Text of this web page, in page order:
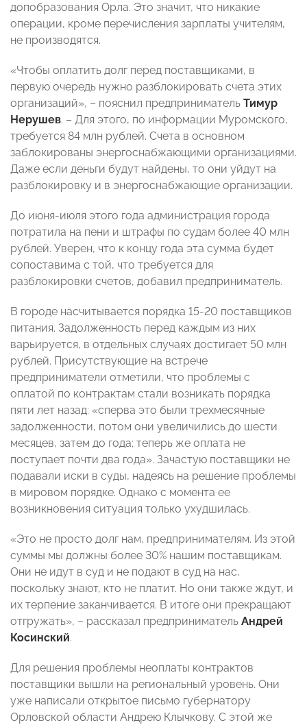
допобразования Орла. Это значит, что никакие
операции, кроме перечисления зарплаты учителям,
не производятся.
«Чтобы оплатить долг перед поставщиками, в
первую очередь нужно разблокировать счета этих
организаций», – пояснил предприниматель Тимур
Нерушев. – Для этого, по информации Муромского,
требуется 84 млн рублей. Счета в основном
заблокированы энергоснабжающими организациями.
Даже если деньги будут найдены, то они уйдут на
разблокировку и в энергоснабжающие организации.
До июня-июля этого года администрация города
потратила на пени и штрафы по судам более 40 млн
рублей. Уверен, что к концу года эта сумма будет
сопоставима с той, что требуется для
разблокировки счетов, добавил предприниматель.
В городе насчитывается порядка 15-20 поставщиков
питания. Задолженность перед каждым из них
варьируется, в отдельных случаях достигает 50 млн
рублей. Присутствующие на встрече
предприниматели отметили, что проблемы с
оплатой по контрактам стали возникать порядка
пяти лет назад: «сперва это были трехмесячные
задолженности, потом они увеличились до шести
месяцев, затем до года; теперь же оплата не
поступает почти два года». Зачастую поставщики не
подавали иски в суды, надеясь на решение проблемы
в мировом порядке. Однако с момента ее
возникновения ситуация только ухудшилась.
«Это не просто долг нам, предпринимателям. Из этой
суммы мы должны более 30% нашим поставщикам.
Они не идут в суд и не подают в суд на нас,
поскольку знают, кто не платит. Но они также ждут, и
их терпение заканчивается. В итоге они прекращают
отгружать», – рассказал предприниматель Андрей
Косинский.
Для решения проблемы неоплаты контрактов
поставщики вышли на региональный уровень. Они
уже написали открытое письмо губернатору
Орловской области Андрею Клычкову. С этой же